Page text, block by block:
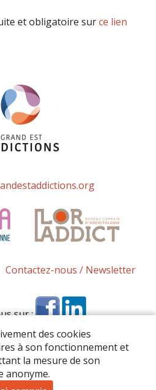
et obligatoire surce lien
Contactez-nous / Newsletter
sur :
Est Addictions –
des cookies
à son fonctionnement et
la mesure de son
anonyme.